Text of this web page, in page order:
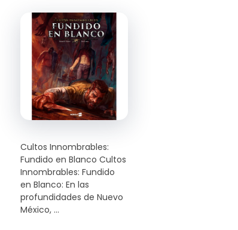
Cultos Innombrables:
Fundido en Blanco Cultos
Innombrables: Fundido
en Blanco: En las
profundidades de Nuevo
México, ...